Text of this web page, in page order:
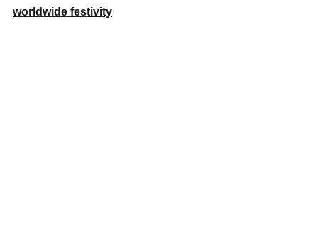
worldwide festivity